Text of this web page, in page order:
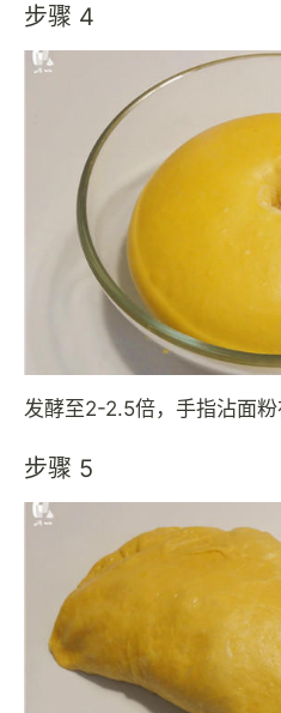
步骤 4
发酵至2-2.5倍，手指沾面
步骤 5